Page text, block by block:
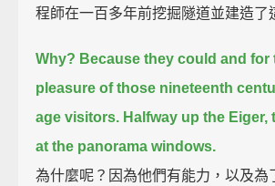
程師在一百多年前挖掘隧道並建造了
Why? Because they could and for
pleasure of those nineteenth
age visitors. Halfway up the
at the panorama windows.
為什麼呢？因為他們有能力，以及為